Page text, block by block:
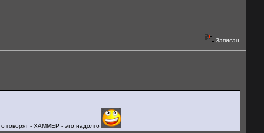
Записан
говорят - ХАММЕР - это надолго